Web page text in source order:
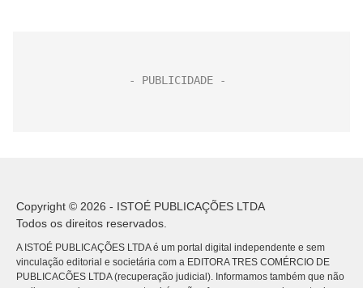
Copyright © 2026 - ISTOÉ PUBLICAÇÕES LTDA
Todos os direitos reservados.
A ISTOÉ PUBLICAÇÕES LTDA é um portal digital independente e sem
vinculação editorial e societária com a EDITORA TRES COMÉRCIO DE
PUBLICACÕES LTDA (recuperação judicial). Informamos também que não